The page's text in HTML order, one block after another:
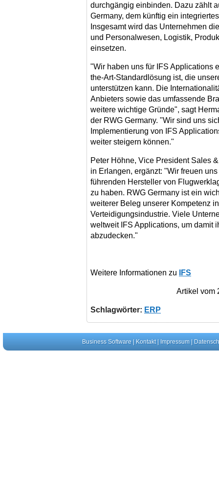
durchgängig einbinden. Dazu zählt
Germany, dem künftig ein
Insgesamt wird das Unternehmen
und Personalwesen, Logistik,
einsetzen.
"Wir haben uns für IFS Applications
the-Art-Standardlösung ist, die
unterstützen kann. Die
Anbieters sowie das umfassende
weitere wichtige Gründe", sagt
der RWG Germany. "Wir sind uns
Implementierung von IFS
weiter steigern können."
Peter Höhne, Vice President Sales
in Erlangen, ergänzt: "Wir freuen
führenden Hersteller von
zu haben. RWG Germany ist ein
weiterer Beleg unserer Kompetenz
Verteidigungsindustrie. Viele
weltweit IFS Applications, um damit
abzudecken."
Weitere Informationen zu IFS
Artikel vom
Schlagwörter: ERP
Business Software| Kontakt| Impressum|